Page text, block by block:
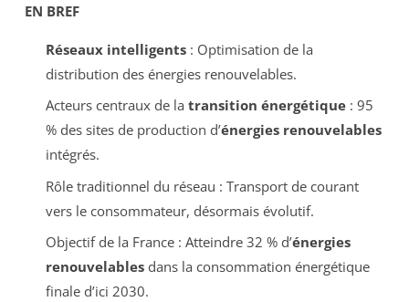
EN BREF
Réseaux intelligents: Optimisation de la
distribution des énergies renouvelables.
Acteurs centraux de la transition énergétique: 95
% des sites de production d’énergies renouvelables
intégrés.
Rôle traditionnel du réseau : Transport de courant
vers le consommateur, désormais évolutif.
Objectif de la France : Atteindre 32 % d’énergies
renouvelablesdans la consommation énergétique
finale d’ici 2030.